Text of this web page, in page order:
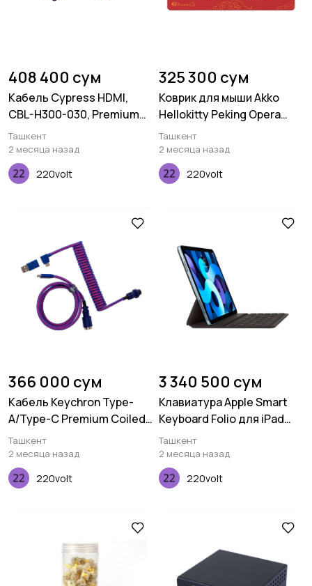
408 400 сум
Кабель Cypress HDMI,
CBL-H300-030, Premium
4K, 3.0M, 28AWG
Ташкент
2 месяца назад
220volt
325 300 сум
Коврик для мыши Akko
Hellokitty Peking Opera
Deskmat B
Ташкент
2 месяца назад
220volt
366 000 сум
Кабель Keychron Type-
A/Type-C Premium Coiled
Aviator, Cable-Angled,
Purple
Ташкент
2 месяца назад
220volt
3 340 500 сум
Клавиатура Apple Smart
Keyboard Folio для iPad
Pro 11 (2020)
Ташкент
2 месяца назад
220volt